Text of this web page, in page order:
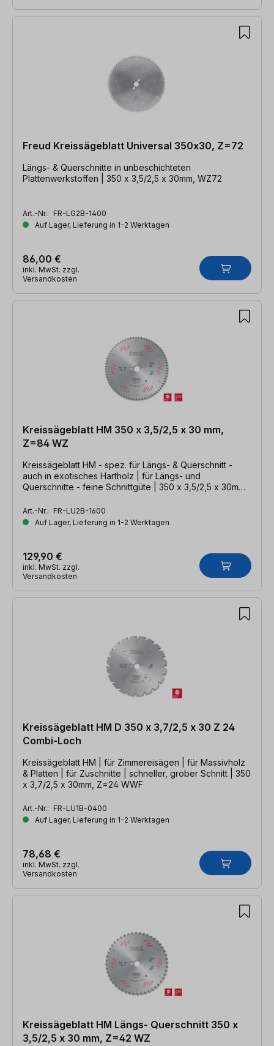
Freud Kreissägeblatt Universal 350x30, Z=72
Längs- & Querschnitte in unbeschichteten
Plattenwerkstoffen | 350 x 3,5/2,5 x 30mm, WZ72
Art.-Nr.: FR-LG2B-1400
Auf Lager, Lieferung in 1-2 Werktagen
86,00 €
inkl. MwSt. zzgl.
Versandkosten
Kreissägeblatt HM 350 x 3,5/2,5 x 30 mm,
Z=84 WZ
Kreissägeblatt HM - spez. für Längs- & Querschnitt -
auch in exotisches Hartholz | für Längs- und
Querschnitte - feine Schnittgüte | 350 x 3,5/2,5 x 30mm,
Art.-Nr.: FR-LU2B-1600
Auf Lager, Lieferung in 1-2 Werktagen
129,90 €
inkl. MwSt. zzgl.
Versandkosten
Kreissägeblatt HM D 350 x 3,7/2,5 x 30 Z 24
Combi-Loch
Kreissägeblatt HM | für Zimmereisägen | für Massivholz
& Platten | für Zuschnitte | schneller, grober Schnitt | 350
x 3,7/2,5 x 30mm, Z=24 WWF
Art.-Nr.: FR-LU1B-0400
Auf Lager, Lieferung in 1-2 Werktagen
78,68 €
inkl. MwSt. zzgl.
Versandkosten
Kreissägeblatt HM Längs- Querschnitt 350 x
3,5/2,5 x 30 mm, Z=42 WZ